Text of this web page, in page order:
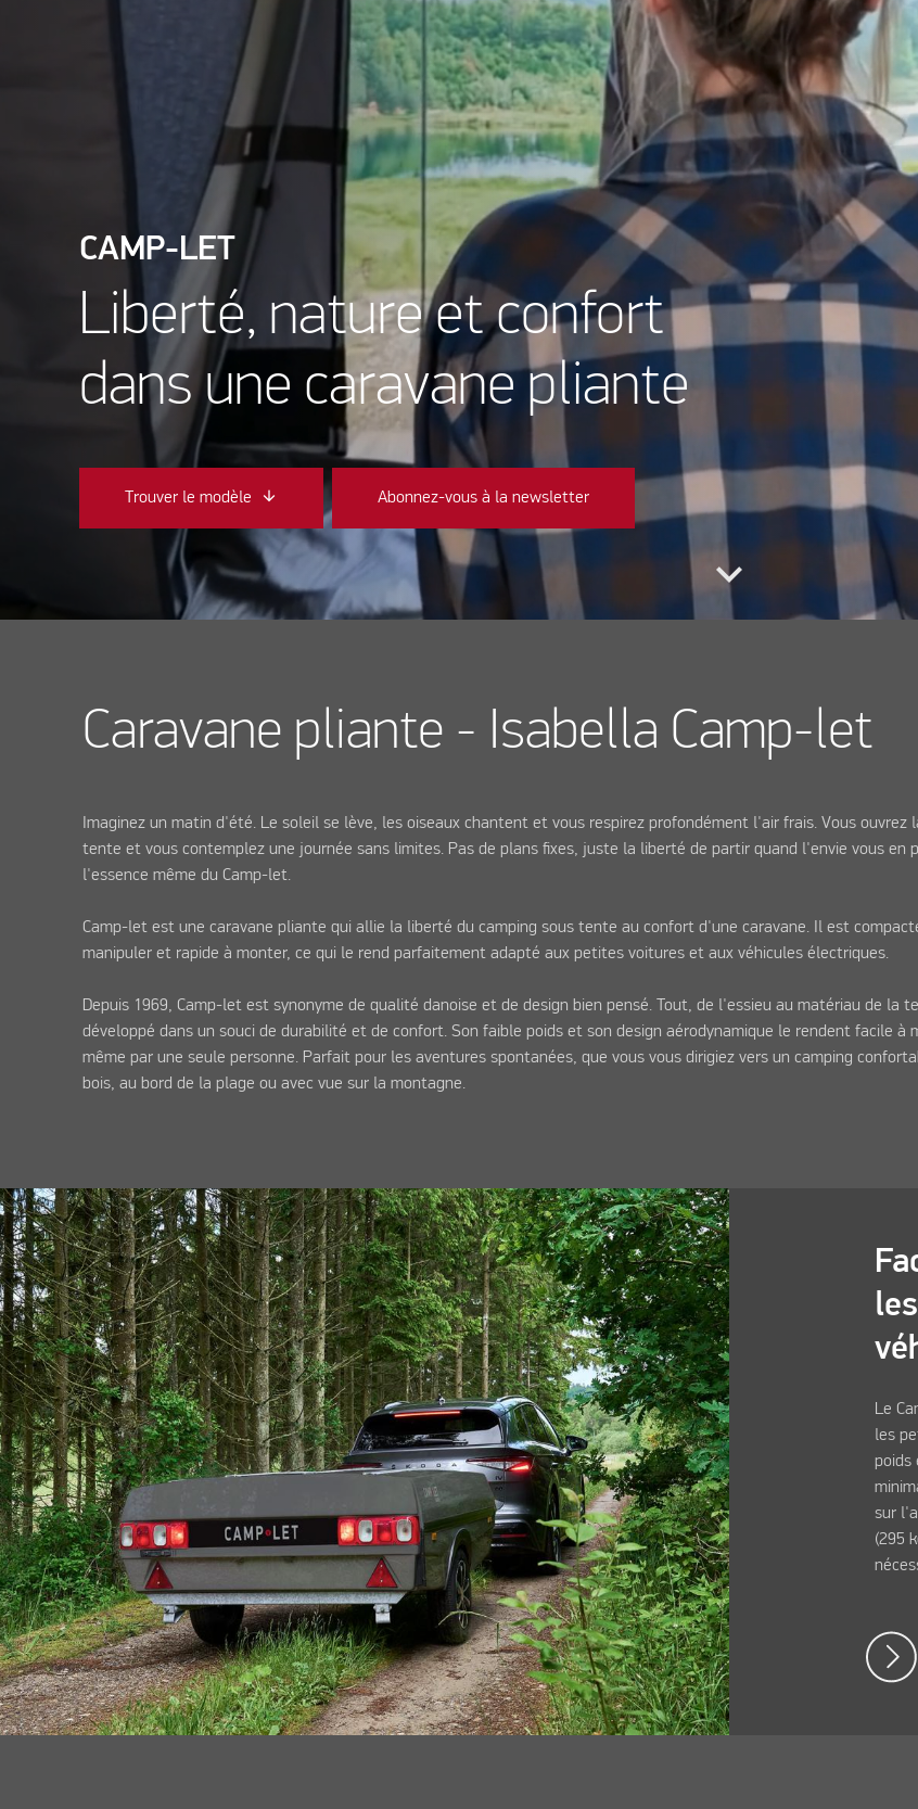
keyboard_arrow_down
CAMP-LET
Liberté, nature et confort
dans une caravane pliante
Trouver le modèle Abonnez-vous à la newsletter
Caravane pliante - Isabella Camp-let
Imaginez un matin d'été. Le soleil se lève, les oiseaux chantent et vous respirez profondément l'air frais. Vous ouvrez
tente et vous contemplez une journée sans limites. Pas de plans fixes, juste la liberté de partir quand l'envie vous en
l'essence même du Camp-let.
Camp-let est une caravane pliante qui allie la liberté du camping sous tente au confort d'une caravane. Il est
manipuler et rapide à monter, ce qui le rend parfaitement adapté aux petites voitures et aux véhicules électriques.
Depuis 1969, Camp-let est synonyme de qualité danoise et de design bien pensé. Tout, de l'essieu au matériau de la
développé dans un souci de durabilité et de confort. Son faible poids et son design aérodynamique le rendent facile à
même par une seule personne. Parfait pour les aventures spontanées, que vous vous dirigiez vers un camping
bois, au bord de la plage ou avec vue sur la montagne.
Le
les
poids
sur
(295